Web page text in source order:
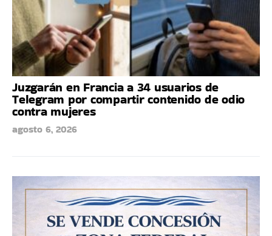
Juzgarán en Francia a 34 usuarios de
Telegram por compartir contenido de odio
contra mujeres
agosto 6, 2026